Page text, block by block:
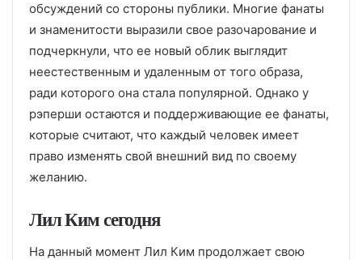
обсуждений со стороны публики. Многие фанаты
и знаменитости выразили свое разочарование и
подчеркнули, что ее новый облик выглядит
неестественным и удаленным от того образа,
ради которого она стала популярной. Однако у
рэперши остаются и поддерживающие ее фанаты,
которые считают, что каждый человек имеет
право изменять свой внешний вид по своему
желанию.
Лил Ким сегодня
На данный момент Лил Ким продолжает свою